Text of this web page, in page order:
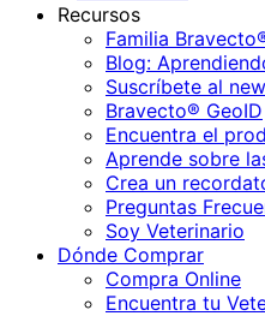
Recursos
Familia
Blog:
Suscríbete al
Bravecto® GeoID
Encuentra el
Aprende sobre
Crea un
Preguntas
Soy Veterinario
Dónde Comprar
Compra Online
Encuentra tu